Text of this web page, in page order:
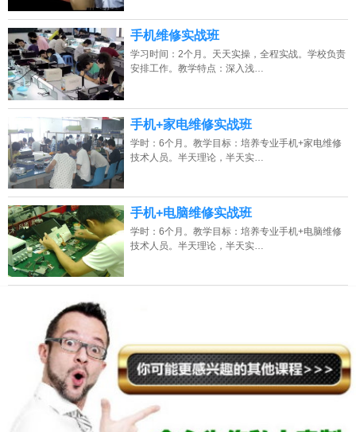
2026年8月8号_贵州_周同学（151****2324）报名:
2026年8月8号_河南_张同学（130****0533）报名:【手机+电脑维修培训班】
手机维修实战班
学习时间：2个月。天天实操，全程实战。学校负责
安排工作。教学特点：深入浅…
手机+家电维修实战班
学时：6个月。教学目标：培养专业手机+家电维修
技术人员。半天理论，半天实…
手机+电脑维修实战班
学时：6个月。教学目标：培养专业手机+电脑维修
技术人员。半天理论，半天实…